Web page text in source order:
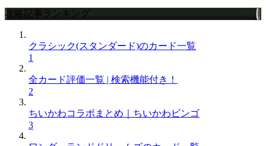
攻略記事ランキング
クラシック(スタンダード)のカード一覧
1
全カード評価一覧 | 検索機能付き！
2
ちいかわコラボまとめ｜ちいかわビンゴ
3